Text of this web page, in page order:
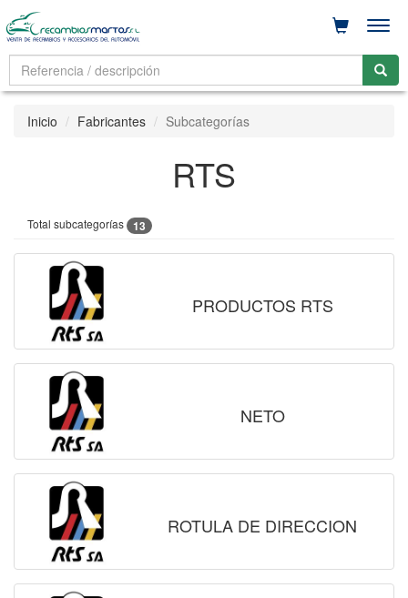
Inicio Fabricantes Subcategorías
RTS
Total subcategorías 13
PRODUCTOS RTS
NETO
ROTULA DE DIRECCION